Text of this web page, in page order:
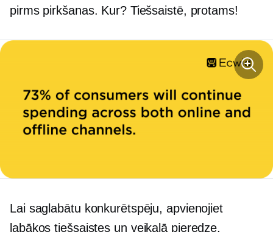
pirms pirkšanas. Kur? Tiešsaistē, protams!
Lai saglabātu konkurētspēju, apvienojiet
labākos tiešsaistes un veikalā pieredze.